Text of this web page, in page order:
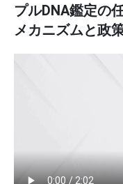
プルDNA鑑定の
メカニズムと政